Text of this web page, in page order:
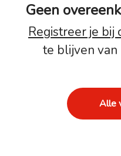
Geen
Registreer je bij
te blijven van
Alle